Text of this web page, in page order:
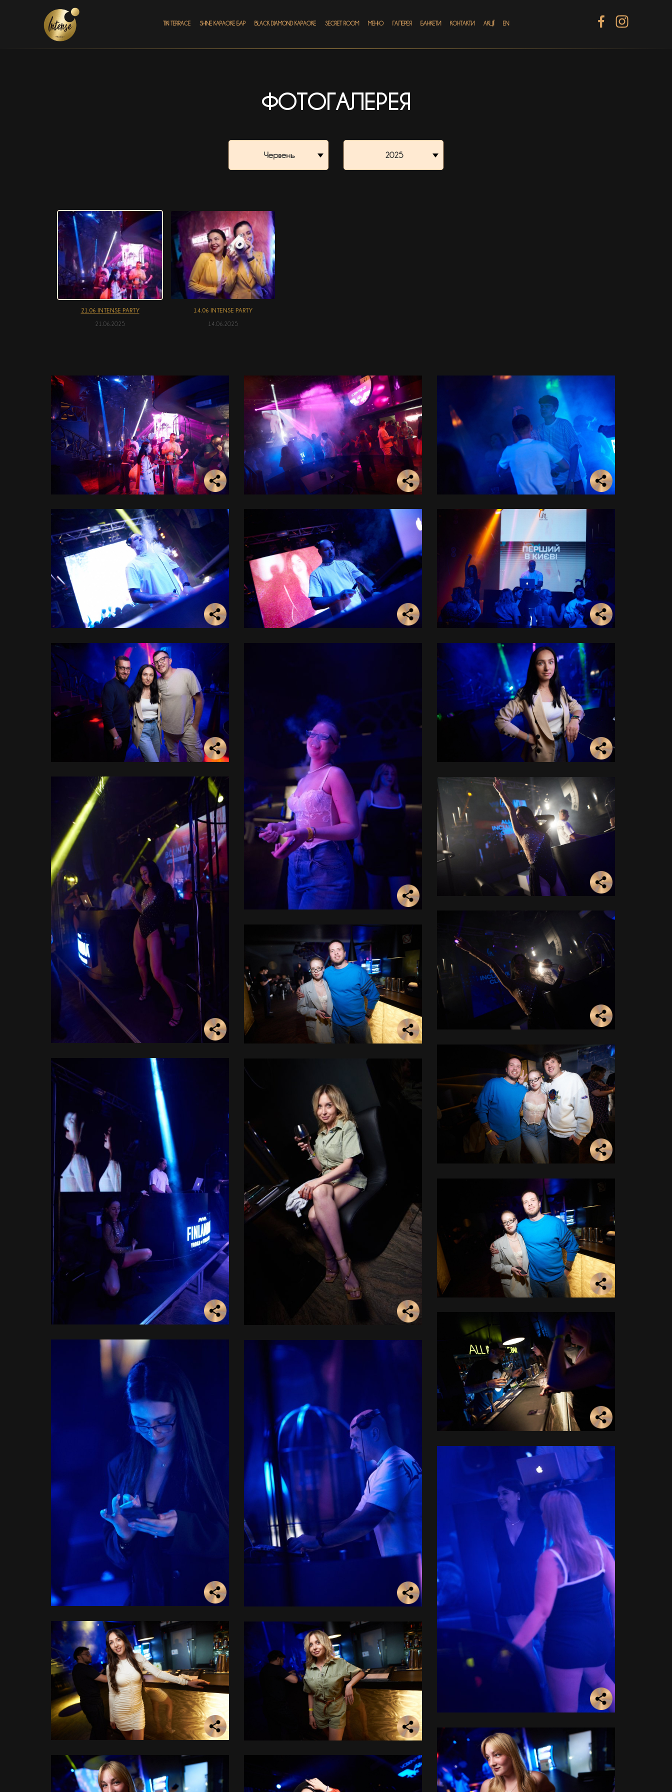
TIKI TERRACE SHINE КАРАОКЕ БАР BLACK DIAMOND КАРАОКЕ SECRET ROOM МЕНЮ ГАЛЕРЕЯ БАНКЕТИ КОНТАКТИ АКЦІЇ EN
ФОТОГАЛЕРЕЯ
Червень 2025
21.06 INTENSE PARTY
21.06.2025
14.06 INTENSE PARTY
14.06.2025